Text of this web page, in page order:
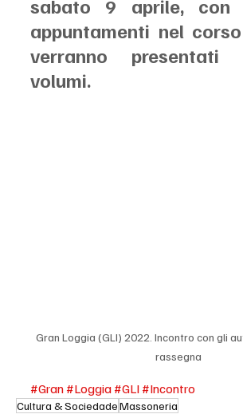
sabato 9 aprile, con
appuntamenti nel
verranno
volumi.
Gran Loggia (GLI) 2022. Incontro con gli
rassegna
#Gran #Loggia #GLI #Incontro
Cultura & SociedadeMassoneria